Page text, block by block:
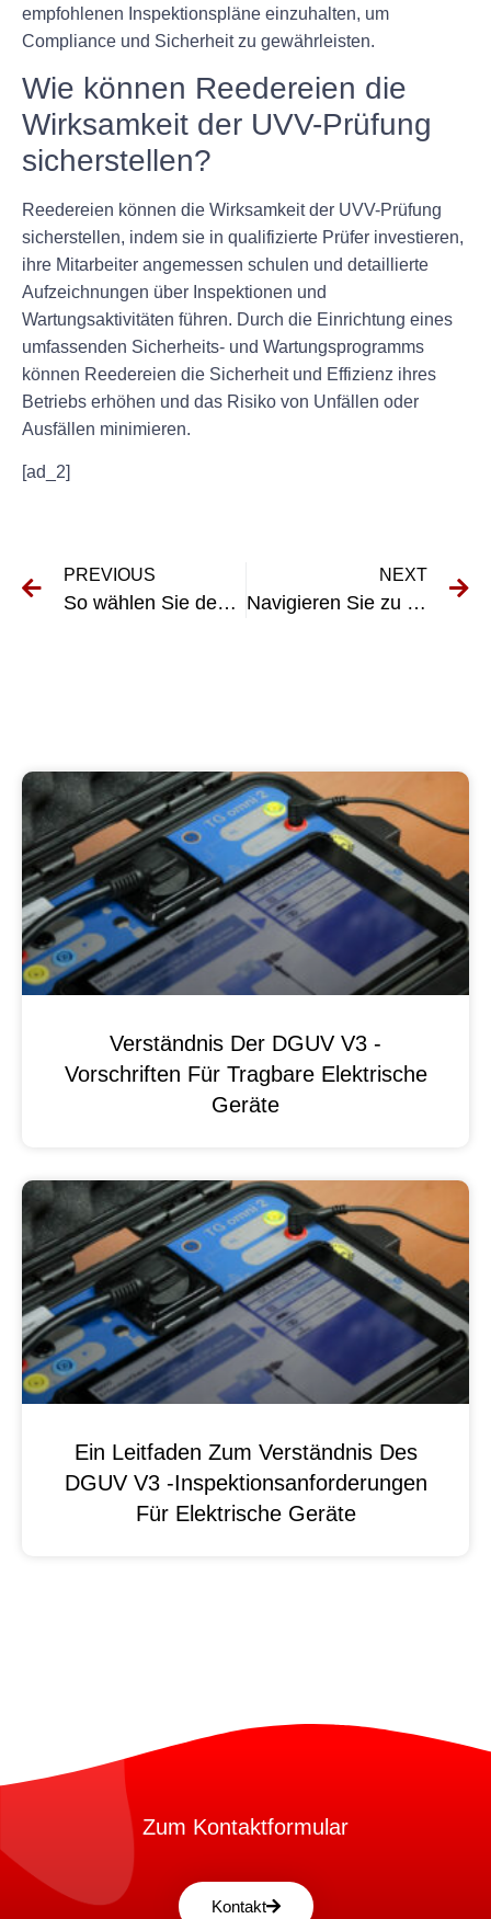
empfohlenen Inspektionspläne einzuhalten, um
Compliance und Sicherheit zu gewährleisten.
Wie können Reedereien die
Wirksamkeit der UVV-Prüfung
sicherstellen?
Reedereien können die Wirksamkeit der UVV-Prüfung
sicherstellen, indem sie in qualifizierte Prüfer investieren,
ihre Mitarbeiter angemessen schulen und detaillierte
Aufzeichnungen über Inspektionen und
Wartungsaktivitäten führen. Durch die Einrichtung eines
umfassenden Sicherheits- und Wartungsprogramms
können Reedereien die Sicherheit und Effizienz ihres
Betriebs erhöhen und das Risiko von Unfällen oder
Ausfällen minimieren.
[ad_2]
PREVIOUS
So wählen Sie den richtigen Dienstleister für DGUV-Erstprüfungsprüfungen aus
NEXT
Navigieren Sie zu den Vorteilen von E-Check Schifffahrt: Ein umfassender Leitfaden
Verständnis Der DGUV V3 -
Vorschriften Für Tragbare Elektrische
Geräte
Ein Leitfaden Zum Verständnis Des
DGUV V3 -Inspektionsanforderungen
Für Elektrische Geräte
Zum Kontaktformular
Kontakt